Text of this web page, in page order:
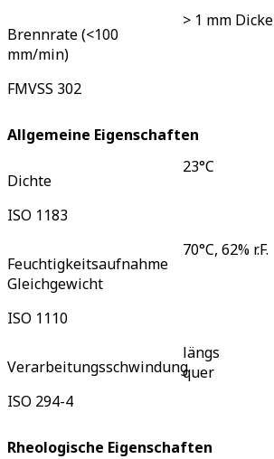
Brennrate (<100
mm/min)
FMVSS 302
> 1 mm Dicke
Allgemeine Eigenschaften
Dichte
ISO 1183
23°C
Feuchtigkeitsaufnahme
Gleichgewicht
ISO 1110
70°C, 62% r.F.
Verarbeitungsschwindung
ISO 294-4
längs
quer
Rheologische Eigenschaften